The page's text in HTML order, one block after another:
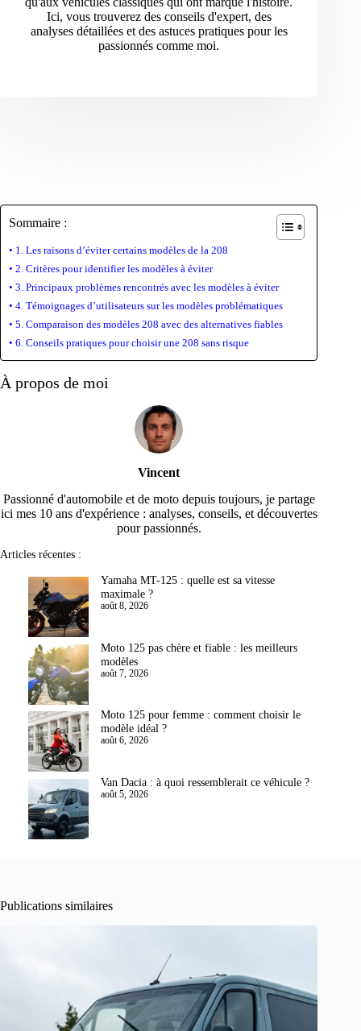
Ici, vous trouverez des conseils d'expert, des
analyses détaillées et des astuces pratiques pour les
passionnés comme moi.
Sommaire :
1. Les raisons d’éviter certains modèles de la 208
2. Critères pour identifier les modèles à éviter
3. Principaux problèmes rencontrés avec les modèles à éviter
4. Témoignages d’utilisateurs sur les modèles problématiques
5. Comparaison des modèles 208 avec des alternatives fiables
6. Conseils pratiques pour choisir une 208 sans risque
À propos de moi
Vincent
Passionné d'automobile et de moto depuis toujours, je partage
ici mes 10 ans d'expérience : analyses, conseils, et découvertes
pour passionnés.
Articles récentes :
Yamaha MT-125 : quelle est sa vitesse
maximale ?
août 8, 2026
Moto 125 pas chère et fiable : les meilleurs
modèles
août 7, 2026
Moto 125 pour femme : comment choisir le
modèle idéal ?
août 6, 2026
Van Dacia : à quoi ressemblerait ce véhicule ?
août 5, 2026
Publications similaires